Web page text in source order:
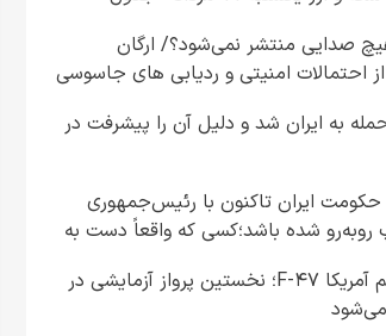
صدایی منتشر نمی‌شود؟/ ارگان
احتمالات امنیتی و ردیابی های جاسوسی
مدعی لغو حمله به ایران شد و دلیل آن را پیشرفت در
حکومت ایران تاکنون با رئیس‌جمهوری
روبه‌رو شده باشد؛کسی که واقعاً دست به
جنگنده نسل ششم آمریکا F-۴۷؛ نخستین پرواز آزمایشی در